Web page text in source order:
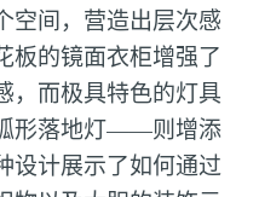
空间，营造出层次感
板的镜面衣柜增强了
，而极具特色的灯具
形落地灯——则增添
设计展示了如何通过